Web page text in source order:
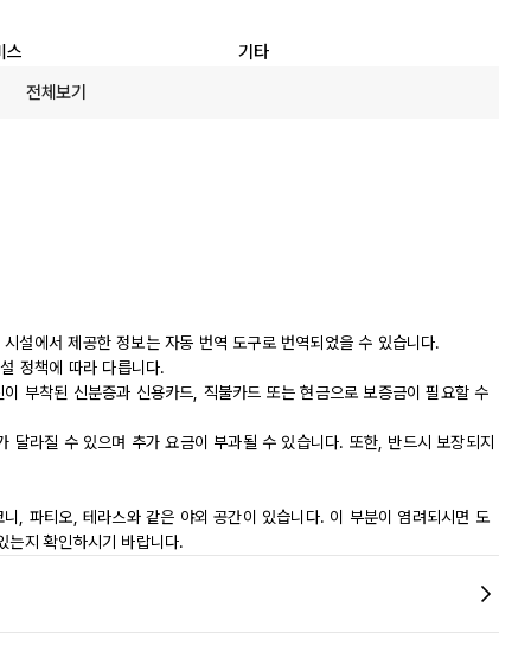
스
기타
전체보기
설에서 제공한 정보는 자동 번역 도구로 번역되었을 수 있습니다.
정책에 따라 다릅니다.
부착된 신분증과 신용카드, 직불카드 또는 현금으로 보증금이 필요할 수
달라질 수 있으며 추가 요금이 부과될 수 있습니다. 또한, 반드시 보장되지
, 파티오, 테라스와 같은 야외 공간이 있습니다. 이 부분이 염려되시면 도
는지 확인하시기 바랍니다.